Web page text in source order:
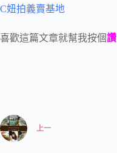
C妞拍義賣基地
喜歡這篇文章就幫我按個讚
上一